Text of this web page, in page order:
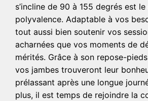
s’incline de 90 à 155 degrés est
polyvalence. Adaptable à vos
tout aussi bien soutenir vos
acharnées que vos moments de
mérités. Grâce à son repose-
vos jambes trouveront leur
prélassant après une longue
plus, il est temps de rejoindre la